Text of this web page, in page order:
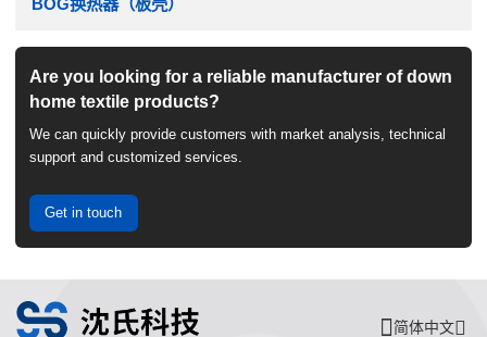
Are you looking for a reliable manufacturer of down
home textile products?
We can quickly provide customers with market analysis, technical
support and customized services.
Get in touch
简体中文